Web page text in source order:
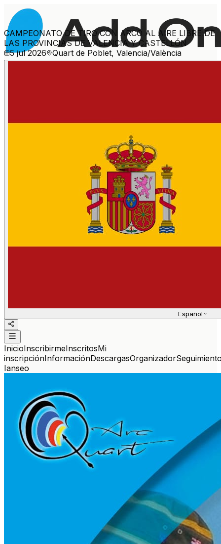
CAMPEONATO DE TIRO CON ARCO AL AIRE LIBRE DE
LAS PROVINCIAS DE VALENCIA Y CASTELLÓN
5 jul 2026
Quart de Poblet, Valencia/València
Español
InicioInscribirmeInscritosMi
inscripciónInformaciónDescargasOrganizador
Ianseo